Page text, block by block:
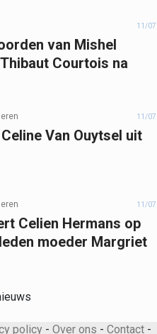
11/07
van Mishel
Courtois na
11/07
Van Ouytsel uit
11/07
Celien Hermans op
moeder Margriet
policy- Over ons - Contact-